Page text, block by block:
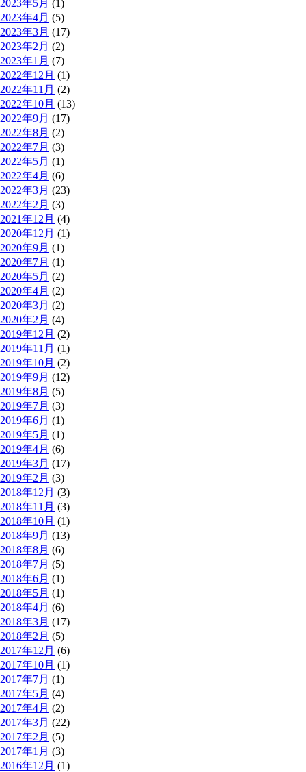
2023年5月 (1)
2023年4月 (5)
2023年3月 (17)
2023年2月 (2)
2023年1月 (7)
2022年12月 (1)
2022年11月 (2)
2022年10月 (13)
2022年9月 (17)
2022年8月 (2)
2022年7月 (3)
2022年5月 (1)
2022年4月 (6)
2022年3月 (23)
2022年2月 (3)
2021年12月 (4)
2020年12月 (1)
2020年9月 (1)
2020年7月 (1)
2020年5月 (2)
2020年4月 (2)
2020年3月 (2)
2020年2月 (4)
2019年12月 (2)
2019年11月 (1)
2019年10月 (2)
2019年9月 (12)
2019年8月 (5)
2019年7月 (3)
2019年6月 (1)
2019年5月 (1)
2019年4月 (6)
2019年3月 (17)
2019年2月 (3)
2018年12月 (3)
2018年11月 (3)
2018年10月 (1)
2018年9月 (13)
2018年8月 (6)
2018年7月 (5)
2018年6月 (1)
2018年5月 (1)
2018年4月 (6)
2018年3月 (17)
2018年2月 (5)
2017年12月 (6)
2017年10月 (1)
2017年7月 (1)
2017年5月 (4)
2017年4月 (2)
2017年3月 (22)
2017年2月 (5)
2017年1月 (3)
2016年12月 (1)